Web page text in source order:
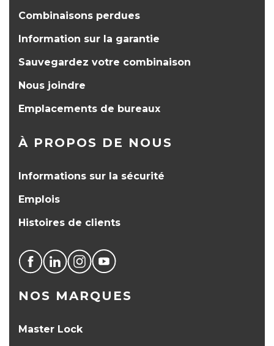
Combinaisons perdues
Information sur la garantie
Sauvegardez votre combinaison
Nous joindre
Emplacements de bureaux
À PROPOS DE NOUS
Informations sur la sécurité
Emplois
Histoires de clients
NOS MARQUES
Master Lock